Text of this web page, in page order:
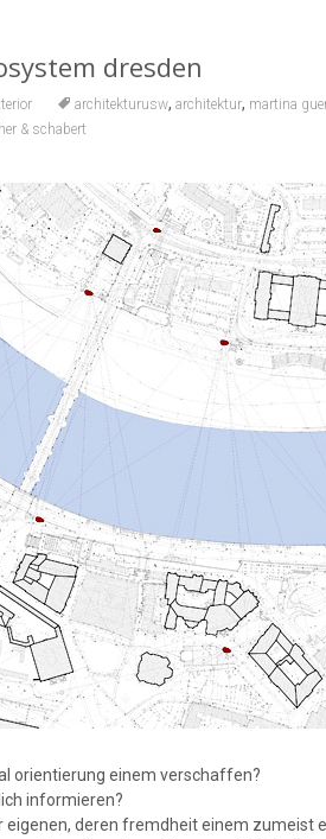
dresden
architekturusw,architektur, martina
& schabert
orientierung einem verschaffen?
informieren?
eigenen, deren fremdheit einem